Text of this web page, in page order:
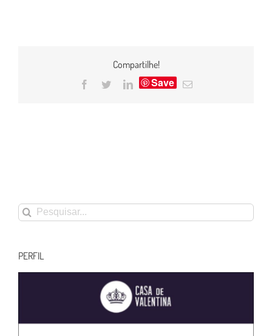
Compartilhe!
Facebook
TwitterLinkedIn
Save
E-
Buscar
resultados
PERFIL